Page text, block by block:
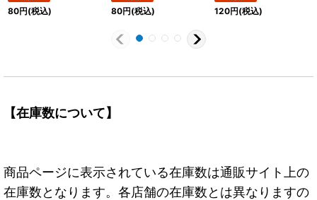
80円(税込) 80円(税込) 120円(税込)
【在庫数について】
商品ページに表示されている在庫数は通販サイト上の
在庫数となります。各店舗の在庫数とは異なりますの